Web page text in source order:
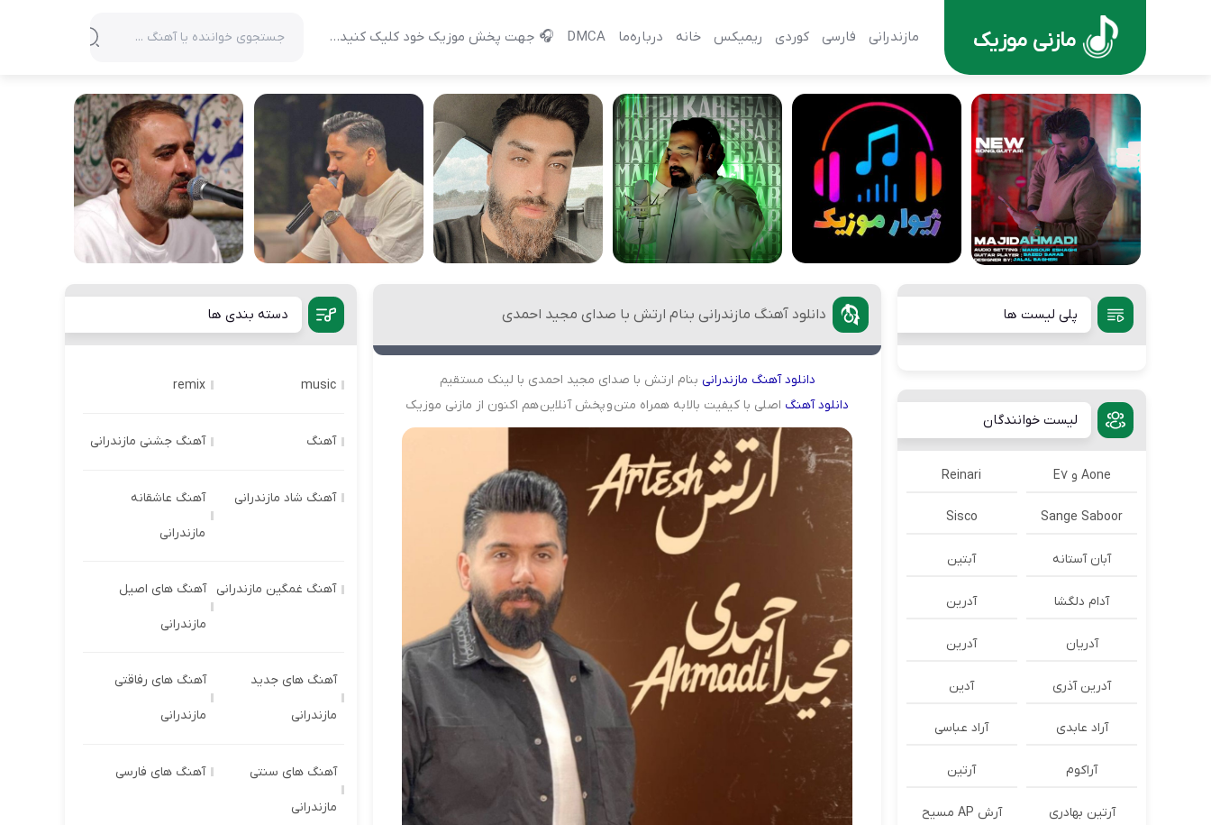
مازنی موزیک مازندرانی فارسی کوردی ریمیکس خانه درباره‌‌ما DMCA 🎧 جهت پخش موزیک خود کلیک کنید…
دانلود آهنگ مازندرانی بنام ارتش با صدای مجید احمدی
دانلودآهنگ مازندرانی بنام ارتش با صدای مجید احمدی با لینک مستقیم
دانلودآهنگ اصلی با کیفیت بالا به همراه متن و پخش آنلاین هم اکنون از مازنی موزیک
پلی لیست ها
لیست خوانندگان
Aone و E7 Reinari
Sange Saboor
Sisco
آبان آستانه آبتین
آدام دلگشا آدرين
آدریان آدرین
آدرین آذری آدین
آراد عابدی آراد عباسی
آراکوم آرتین
آرتین بهادری آرش AP مسیح
دسته بندی ها
music
remix
آهنگ آهنگ جشنی مازندرانی
آهنگ شاد مازندرانی آهنگ عاشقانه
مازندرانی
آهنگ غمگین مازندرانی آهنگ های اصیل
مازندرانی
آهنگ های جدید
مازندرانی
آهنگ های رفاقتی
مازندرانی
آهنگ های سنتی
مازندرانی
آهنگ های فارسی